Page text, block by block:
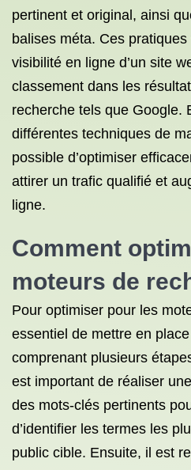
pertinent et original, ainsi
balises méta. Ces
visibilité en ligne d’un site
classement dans les
recherche tels que Google.
différentes techniques de
possible d’optimiser
attirer un trafic qualifié et
ligne.
Comment
moteurs de
Pour optimiser pour les
essentiel de mettre en
comprenant plusieurs
est important de réaliser
des mots-clés pertinents
d’identifier les termes les
public cible. Ensuite, il est